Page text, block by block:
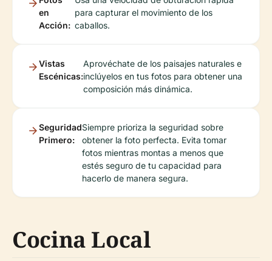
en
Acción:
para capturar el movimiento de los
caballos.
Vistas
Escénicas:
Aprovéchate de los paisajes naturales e
inclúyelos en tus fotos para obtener una
composición más dinámica.
Seguridad
Primero:
Siempre prioriza la seguridad sobre
obtener la foto perfecta. Evita tomar
fotos mientras montas a menos que
estés seguro de tu capacidad para
hacerlo de manera segura.
Cocina Local